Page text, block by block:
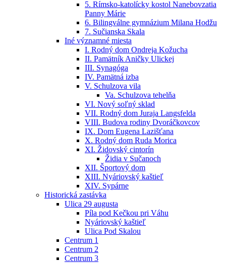
5. Rímsko-katolícky kostol Nanebovzatia
Panny Márie
6. Bilingválne gymnázium Milana Hodžu
7. Sučianska Skala
Iné významné miesta
I. Rodný dom Ondreja Kožucha
II. Pamätník Aničky Ulickej
III. Synagóga
IV. Pamätná izba
V. Schulzova vila
Va. Schulzova tehelňa
VI. Nový soľný sklad
VII. Rodný dom Juraja Langsfelda
VIII. Budova rodiny Dvoráčkovcov
IX. Dom Eugena Lazišťana
X. Rodný dom Ruda Morica
XI. Židovský cintorín
Židia v Sučanoch
XII. Športový dom
XIII. Nyáriovský kaštieľ
XIV. Sypárne
Historická zastávka
Ulica 29 augusta
Píla pod Kečkou pri Váhu
Nyáriovský kaštieľ
Ulica Pod Skalou
Centrum 1
Centrum 2
Centrum 3